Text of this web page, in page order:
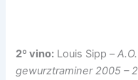
2º vino: Louis Sipp –
gewurztraminer 2005 –